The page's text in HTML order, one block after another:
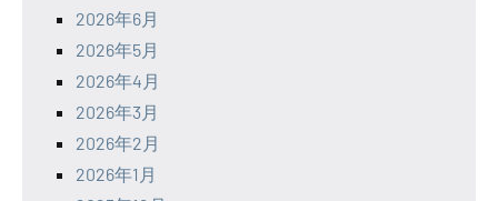
2026年6月
2026年5月
2026年4月
2026年3月
2026年2月
2026年1月